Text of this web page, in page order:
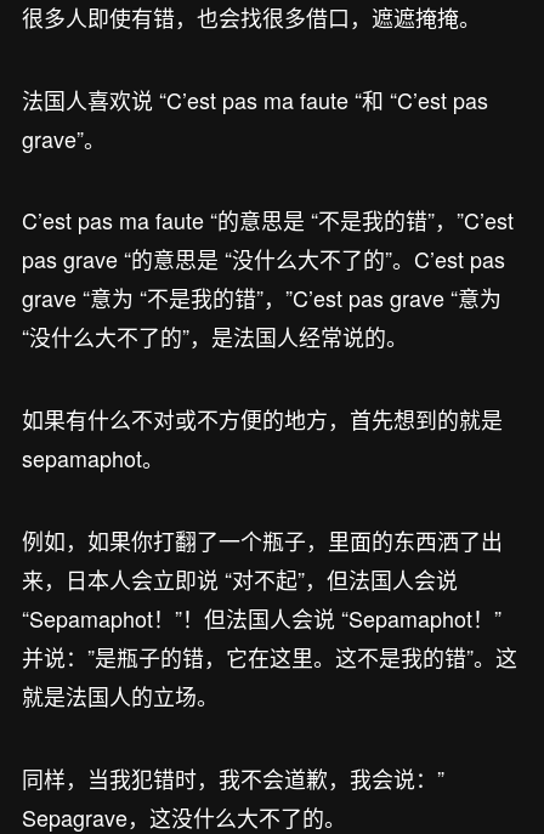
很多人即使有错，也会找很多借口，遮遮掩掩。
法国人喜欢说 “C’est pas ma faute “和 “C’est pas
grave”。
C’est pas ma faute “的意思是 “不是我的错”，”C’est
pas grave “的意思是 “没什么大不了的”。C’est pas
grave “意为 “不是我的错”，”C’est pas grave “意为
“没什么大不了的”，是法国人经常说的。
如果有什么不对或不方便的地方，首先想到的就是
sepamaphot。
例如，如果你打翻了一个瓶子，里面的东西洒了出
来，日本人会立即说 “对不起”，但法国人会说
“Sepamaphot！”！但法国人会说 “Sepamaphot！”
并说：”是瓶子的错，它在这里。这不是我的错”。这
就是法国人的立场。
同样，当我犯错时，我不会道歉，我会说：”
Sepagrave，这没什么大不了的。